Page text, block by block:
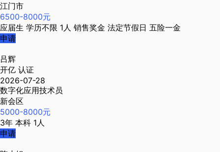
江门市
6500-8000元
应届生 学历不限 1人 销售奖金 法定节假日 五险一金
申请
吕辉
开亿 认证
2026-07-28
数字化应用技术员
新会区
5000-8000元
3年 本科 1人
申请